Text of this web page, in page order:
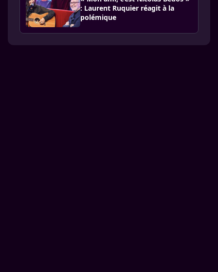
: Laurent Ruquier réagit à la
polémique